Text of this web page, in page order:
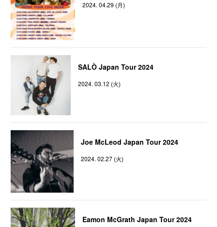
2024. 04.29 (月)
SALÒ Japan Tour 2024
2024. 03.12 (火)
Joe McLeod Japan Tour 2024
2024. 02.27 (火)
Eamon McGrath Japan Tour 2024